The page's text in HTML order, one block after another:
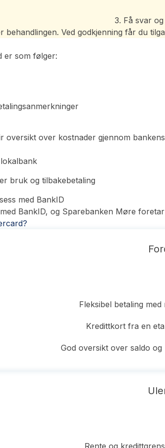
3. Få svar
behandlingen. Ved godkjenning får du
er som følger:
oversikt over kostnader gjennom
bruk og tilbakebetaling
med BankID
BankID, og Sparebanken Møre
Fleksibel betaling
Kredittkort fra en
God oversikt over saldo
Rente og